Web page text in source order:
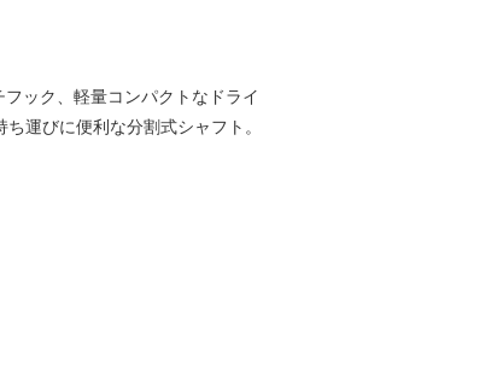
ック、軽量コンパクトなドライ
運びに便利な分割式シャフト。